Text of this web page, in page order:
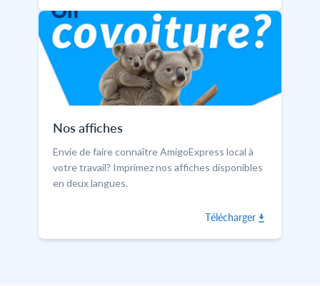
Nos affiches
Envie de faire connaître AmigoExpress local à
votre travail? Imprimez nos affiches disponibles
en deux langues.
Télécharger